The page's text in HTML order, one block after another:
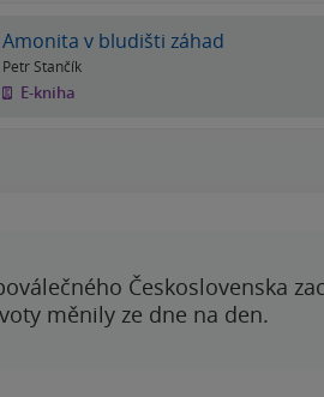
Amonita v bludišti záhad
Petr Stančík
E-kniha
Československa
měnily ze dne na den.